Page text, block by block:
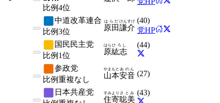
比例4位
中道改革連合
比例3位 原田
はらだ
謙介
けんすけ (40)
党HP
国民民主党
比例 1位 原
はら
紘志
ひろし (44)
参政党
比例重複なし 山本
やまもと
安音
あのん
(27)
日本共産党
住寄
すみより
聡美
さとみ (43)